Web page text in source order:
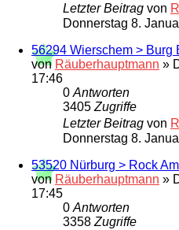
Letzter Beitrag von
Donnerstag 8.
56294 Wierschem > Burg
von Räuberhauptmann »
17:46
0 Antworten
3405 Zugriffe
Letzter Beitrag von
Donnerstag 8.
53520 Nürburg > Rock
von Räuberhauptmann »
17:45
0 Antworten
3358 Zugriffe